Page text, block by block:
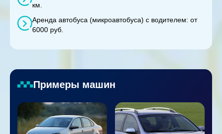
км.
Аренда автобуса (микроавтобуса) с водителем: от
6000 руб.
Примеры машин